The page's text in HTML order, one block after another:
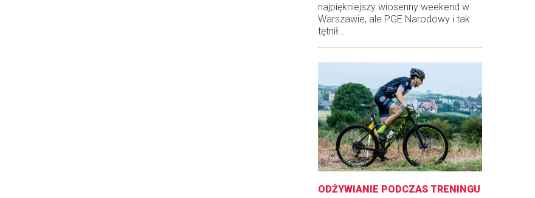
najpiękniejszy wiosenny weekend w
Warszawie, ale PGE Narodowy i tak
tętnił...
ODŻYWIANIE PODCZAS TRENINGU